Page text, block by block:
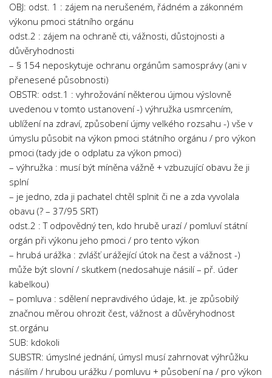
Společenské vědy
Technika
Účetnictví
Zdravotnictví
Zeměpis
Novinky
OBJ: odst. 1 : zájem na nerušeném, řádném a zákonném
výkonu pmoci státního orgánu
odst.2 : zájem na ochraně cti, vážnosti, důstojnosti a
důvěryhodnosti
– § 154 neposkytuje ochranu orgánům samosprávy (ani v
přenesené působnosti)
OBSTR: odst.1 : vyhrožování některou újmou výslovně
uvedenou v tomto ustanovení -) výhružka usmrcením,
ublížení na zdraví, způsobení újmy velkého rozsahu -) vše v
úmyslu působit na výkon pmoci státního orgánu / pro výkon
pmoci (tady jde o odplatu za výkon pmoci)
– výhružka : musí být míněna vážně + vzbuzující obavu že ji
splní
– je jedno, zda ji pachatel chtěl splnit či ne a zda vyvolala
obavu (? – 37/95 SRT)
odst.2 : T odpovědný ten, kdo hrubě urazí / pomluví státní
orgán při výkonu jeho pmoci / pro tento výkon
– hrubá urážka : zvlášť urážející útok na čest a vážnost -)
může být slovní / skutkem (nedosahuje násilí – př. úder
kabelkou)
– pomluva : sdělení nepravdivého údaje, kt. je způsobilý
značnou měrou ohrozit čest, vážnost a důvěryhodnost
st.orgánu
SUB: kdokoli
SUBSTR: úmyslné jednání, úmysl musí zahrnovat výhrůžku
násilím / hrubou urážku / pomluvu + působení na / pro výkon